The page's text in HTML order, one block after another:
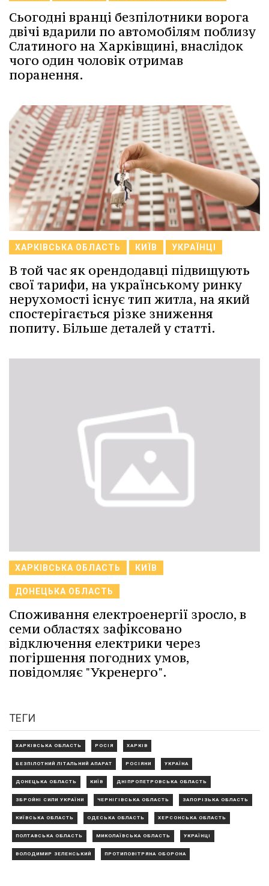
Сьогодні вранці безпілотники ворога
двічі вдарили по автомобілям поблизу
Слатиного на Харківщині, внаслідок
чого один чоловік отримав
поранення.
ХАРКІВСЬКА ОБЛАСТЬ КИЇВ УКРАЇНЦІ
В той час як орендодавці підвищують
свої тарифи, на українському ринку
нерухомості існує тип житла, на який
спостерігається різке зниження
попиту. Більше деталей у статті.
ХАРКІВСЬКА ОБЛАСТЬ КИЇВ
ДОНЕЦЬКА ОБЛАСТЬ
Споживання електроенергії зросло, в
семи областях зафіксовано
відключення електрики через
погіршення погодних умов,
повідомляє "Укренерго".
ТЕГИ
ХАРКІВСЬКА ОБЛАСТЬ РОСІЯ ХАРКІВ
БЕЗПІЛОТНИЙ ЛІТАЛЬНИЙ АПАРАТ РОСІЯНИ УКРАЇНА
ДОНЕЦЬКА ОБЛАСТЬ КИЇВ ДНІПРОПЕТРОВСЬКА ОБЛАСТЬ
ЗБРОЙНІ СИЛИ УКРАЇНИ ЧЕРНІГІВСЬКА ОБЛАСТЬ ЗАПОРІЗЬКА ОБЛАСТЬ
КИЇВСЬКА ОБЛАСТЬ ОДЕСЬКА ОБЛАСТЬ ХЕРСОНСЬКА ОБЛАСТЬ
ПОЛТАВСЬКА ОБЛАСТЬ МИКОЛАЇВСЬКА ОБЛАСТЬ УКРАЇНЦІ
ВОЛОДИМИР ЗЕЛЕНСЬКИЙ ПРОТИПОВІТРЯНА ОБОРОНА